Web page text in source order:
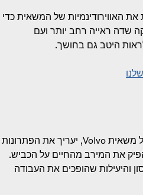
האווירודינמיות של המשאית כדי
שדה ראייה רחב יותר ועם
היטב גם בחושך.
מי שמבלה זמן רב בתא הנהג של משאית Volvo, יעריך את הפתרונות
את המירב מהחיים על הכביש.
והיעילות שהופכים את העבודה